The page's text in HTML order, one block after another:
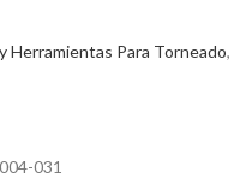
Herramientas Para Torneado,
031